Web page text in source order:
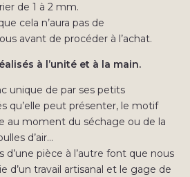
de 1 à 2 mm.
cela n’aura pas de
avant de procéder à l’achat.
à l’unité et à la main.
unique de par ses petits
qu’elle peut présenter, le motif
au moment du séchage ou de la
d’air…
d’une pièce à l’autre font que nous
d’un travail artisanal et le gage de